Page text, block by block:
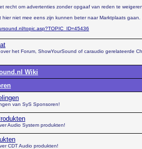
recht om advertenties zonder opgaaf van reden te
hier niet mee eens zijn kunnen beter naar Marktplaats gaan.
topic.asp?TOPIC_ID=45436
het Forum, ShowYourSound of caraudio gerelateerde
Wiki
van SyS Sponsoren!
Audio System produkten!
CDT Audio produkten!